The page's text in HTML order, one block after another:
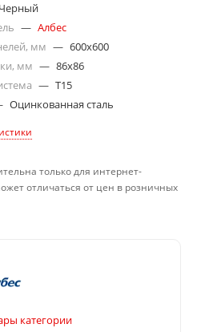
Черный
— Албес
мм — 600x600
мм — 86x86
— T15
Оцинкованная сталь
только для интернет-
отличаться от цен в розничных
категории